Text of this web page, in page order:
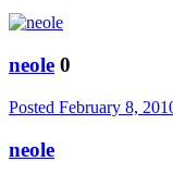
neole 0
Posted February 8,
neole